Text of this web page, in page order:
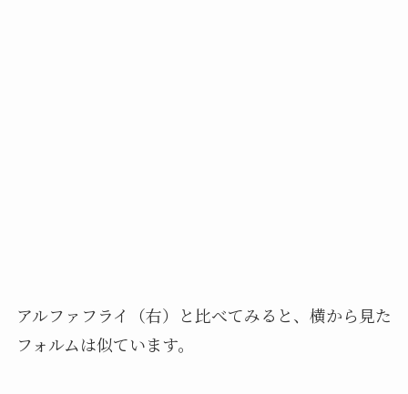
アルファフライ（右）と比べてみると、横から見た
フォルムは似ています。